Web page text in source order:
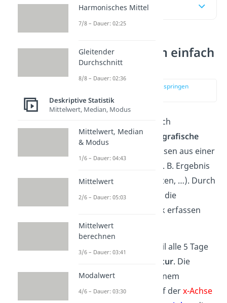
Inhaltsübersicht
Kurvendiagramm einfach
erklärt
zur Stelle im Video springen
(auch
Punktdiagramm) ist eine
grafische
von Ergebnissen aus einer
statistischen Erhebung (z. B. Ergebnis
einer Umfrage, Wetterdaten, …). Durch
dasDiagrammkannst du die
Ergebnisse auf einen Blick erfassen
und dir besser merken.
: Du misst im April alle 5 Tage
Tageshöchsttemperatur. Die
Ergebnisse stellst du in einem
Kurvendiagramm
dar. Auf derx-Achse
Harmonisches Mittel
7/8 – Dauer: 02:25
Gleitender
Durchschnitt
8/8 – Dauer: 02:36
Deskriptive Statistik
Mittelwert, Median, Modus
Mittelwert, Median
& Modus
1/6 – Dauer: 04:43
Mittelwert
2/6 – Dauer: 05:03
Mittelwert
berechnen
3/6 – Dauer: 03:41
Modalwert
4/6 – Dauer: 03:30